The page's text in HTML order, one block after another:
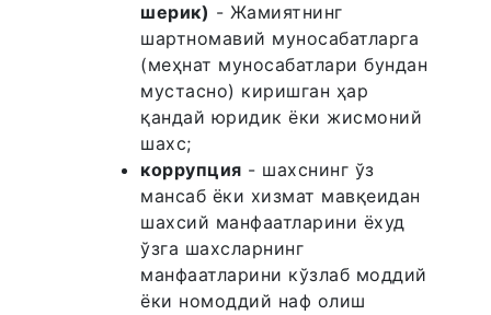
шерик) - Жамиятнинг
шартномавий муносабатларга
(меҳнат муносабатлари бундан
мустасно) киришган ҳар
қандай юридик ёки жисмоний
шахс;
коррупция - шахснинг ўз
мансаб ёки хизмат мавқеидан
шахсий манфаатларини ёхуд
ўзга шахсларнинг
манфаатларини кўзлаб моддий
ёки номоддий наф олиш